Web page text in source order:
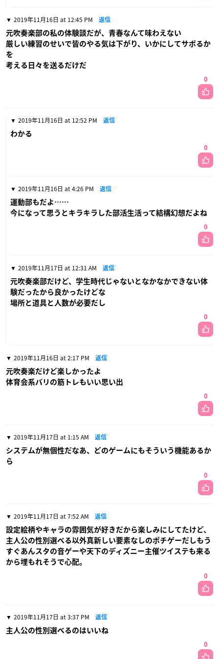
2019年11月16日 at 12:45 PM 返信
元吹奏楽部の私の体験談だが、青春なんて味わえない
厳しい練習のせいで皆のやる気は下がり、いかにしてサボるか
を
考える日々を送るだけだ
0
2019年11月16日 at 12:52 PM 返信
わかる
0
2019年11月16日 at 4:26 PM 返信
運動部もだよ……
今になって思うとキラキラした部活生活って結構幻想だよね
0
2019年11月17日 at 12:31 AM 返信
元吹奏楽部だけど、学生時代じゃないとなかなかできない体
験だったから良かったけどな
場所と道具と人数が必要だし
0
2019年11月16日 at 2:17 PM 返信
元吹奏楽だけど楽しかったよ
体育会系バリの筋トレもいい思い出
0
2019年11月17日 at 1:15 AM 返信
システムが無個性だなあ、どのゲームにもそういう機能あるか
ら
0
2019年11月17日 at 7:52 AM 返信
設定絵柄やキャラの雰囲気が好きだから楽しみにしてたけど、
主人公の性別選べる以外真新しい要素なしのポチゲーだしもう
すぐあんスタの音ゲーや天下のディズニー主催ツイステも来る
から埋もれそうで心配。
0
2019年11月17日 at 3:37 PM 返信
主人公の性別選べるのはいいね
0